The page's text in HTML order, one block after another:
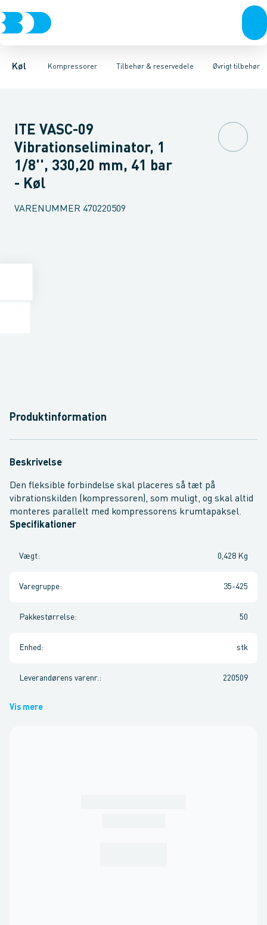
Køl Kompressorer
KompressorerKondenseringsaggregaterFordampere
Tilbehør & reservedele
ScrollkompressorerStempelkompressorerTilbehør &Øvrigt tilbehør
Frekvensomformere Rotalock ventilerSpoler
ITE VASC-09
Vibrationseliminator, 1
1/8'', 330,20 mm, 41 bar
- Køl
VARENUMMER 470220509
Produktinformation
Beskrivelse
Den fleksible forbindelse skal placeres så tæt på
vibrationskilden (kompressoren), som muligt, og skal altid
monteres parallelt med kompressorens krumtapaksel.
Specifikationer
Vægt: 0,428 Kg
Varegruppe: 35-425
Pakkestørrelse: 50
Enhed : stk
Leverandørens varenr. : 220509
Vis mere